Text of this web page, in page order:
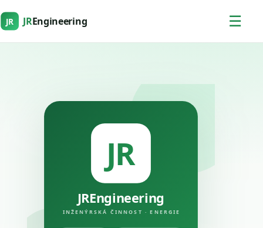
JR JREngineering ☰
JR
JREngineering
INŽENÝRSKÁ ČINNOST · ENERGIE